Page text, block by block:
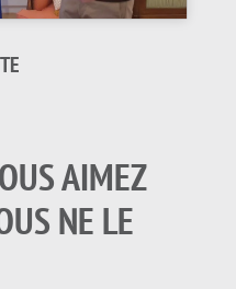
AIMEZ
NE LE